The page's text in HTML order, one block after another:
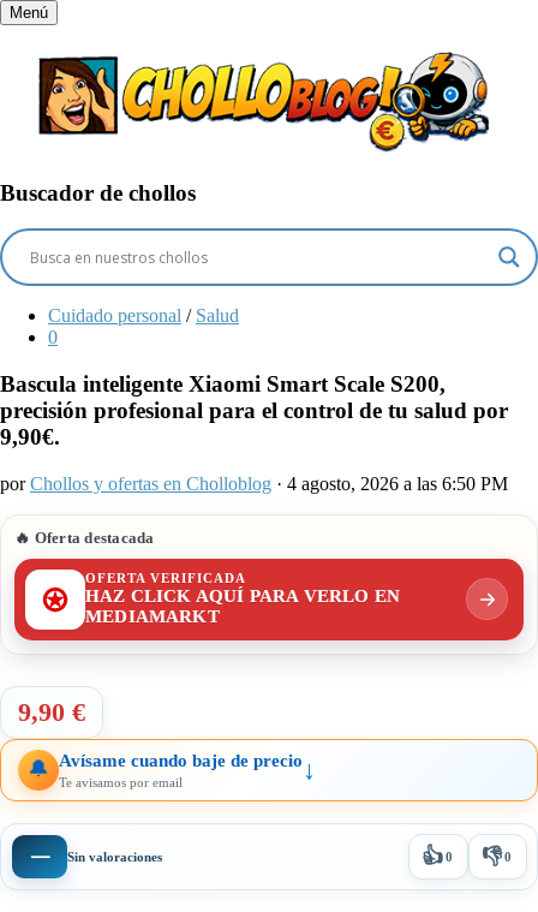
Menú
Buscador de chollos
Cuidado personal / Salud
0
Bascula inteligente Xiaomi Smart Scale S200,
precisión profesional para el control de tu salud por
9,90€.
porChollos y ofertas en Cholloblog · 4 agosto, 2026 a las 6:50 PM
🔥 Oferta destacada
OFERTA VERIFICADA
HAZ CLICK AQUÍ PARA VERLO EN
MEDIAMARKT
9,90 €
🔔 Avísame cuando baje de precio
Te avisamos por email ↓
— Sin valoraciones 👍0 👎0